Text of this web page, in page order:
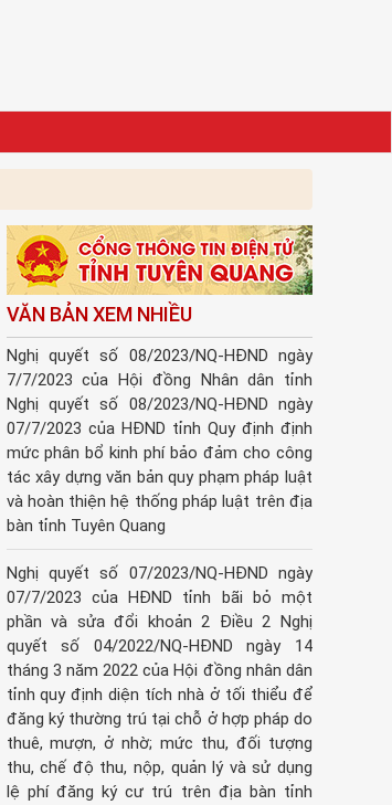
Dropdown
VĂN BẢN XEM NHIỀU
Nghị quyết số 08/2023/NQ-HĐND ngày
7/7/2023 của Hội đồng Nhân dân tỉnh
Nghị quyết số 08/2023/NQ-HĐND ngày
07/7/2023 của HĐND tỉnh Quy định định
mức phân bổ kinh phí bảo đảm cho công
tác xây dựng văn bản quy phạm pháp luật
và hoàn thiện hệ thống pháp luật trên địa
bàn tỉnh Tuyên Quang
Nghị quyết số 07/2023/NQ-HĐND ngày
07/7/2023 của HĐND tỉnh bãi bỏ một
phần và sửa đổi khoản 2 Điều 2 Nghị
quyết số 04/2022/NQ-HĐND ngày 14
tháng 3 năm 2022 của Hội đồng nhân dân
tỉnh quy định diện tích nhà ở tối thiểu để
đăng ký thường trú tại chỗ ở hợp pháp do
thuê, mượn, ở nhờ; mức thu, đối tượng
thu, chế độ thu, nộp, quản lý và sử dụng
lệ phí đăng ký cư trú trên địa bàn tỉnh